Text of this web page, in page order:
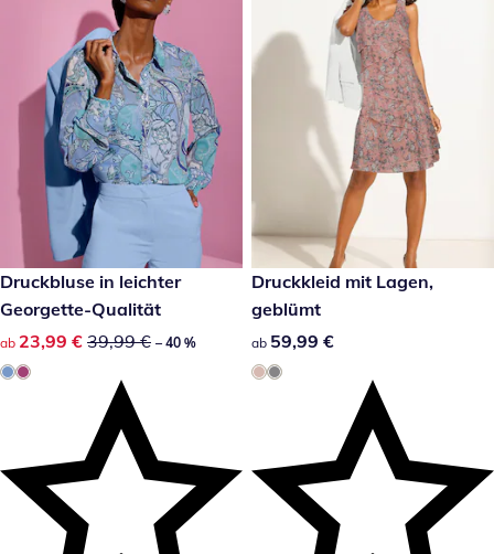
reduzierter Preis 23,99 €, vorheriger Preis: 39,99 €
-40 %
Druckbluse in leichter
Georgette-Qualität
reduzierter Preis 23,99 €, vorheriger Preis: 39,99 €
ab 23,99 € 39,99 € – 40 %
59,99 €
Druckkleid mit Lagen,
geblümt
59,99 €
ab 59,99 €